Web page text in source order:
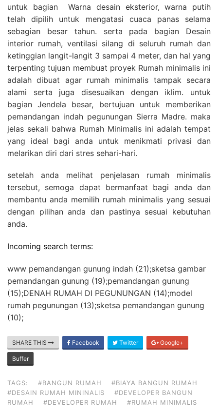
untuk bagian Warna desain eksterior, warna putih
telah dipilih untuk mengatasi cuaca panas selama
sebagian besar tahun. serta pada bagian Desain
interior rumah, ventilasi silang di seluruh rumah dan
ketinggian langit-langit 3 sampai 4 meter, dan hal yang
terpenting tujuan membuat proyek Rumah minimalis ini
adalah dibuat agar rumah minimalis tampak secara
alami serta juga disesuaikan dengan iklim. untuk
bagian Jendela besar, bertujuan untuk memberikan
pemandangan indah pegunungan Sierra Madre. maka
jelas sekali bahwa Rumah Minimalis ini adalah tempat
yang ideal bagi anda untuk menikmati privasi dan
melarikan diri dari stres sehari-hari.
setelah anda melihat penjelasan rumah minimalis
tersebut, semoga dapat bermanfaat bagi anda dan
membantu anda memilih rumah minimalis yang sesuai
dengan pilihan anda dan pastinya sesuai kebutuhan
anda.
Incoming search terms:
www pemandangan gunung indah (21);sketsa gambar
pemandangan gunung (19);pemandangan gunung
(15);DENAH RUMAH DI PEGUNUNGAN (14);model
rumah pegunungan (13);sketsa pemandangan gunung
(10);
SHARE THIS Facebook Twitter Google+
Buffer
TAGS: #BANGUN RUMAH
#BIAYA BANGUN RUMAH
#DESAIN RUMAH MININALIS
#DEVELOPER BANGUN
RUMAH
#DEVELOPER RUMAH #RUMAH MINIMALIS